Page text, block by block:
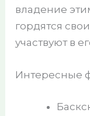
владение
гордятся
участвуют в
Интересные